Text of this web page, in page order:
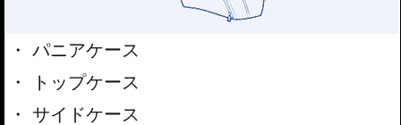
パニアケース
トップケース
サイドケース